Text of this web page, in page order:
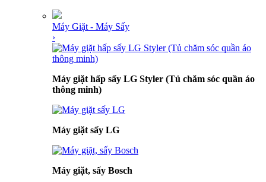
Máy Giặt - Máy Sấy
›
Máy giặt hấp sấy LG Styler (Tủ chăm sóc quần áo
thông minh)
Máy giặt sấy LG
Máy giặt, sấy Bosch